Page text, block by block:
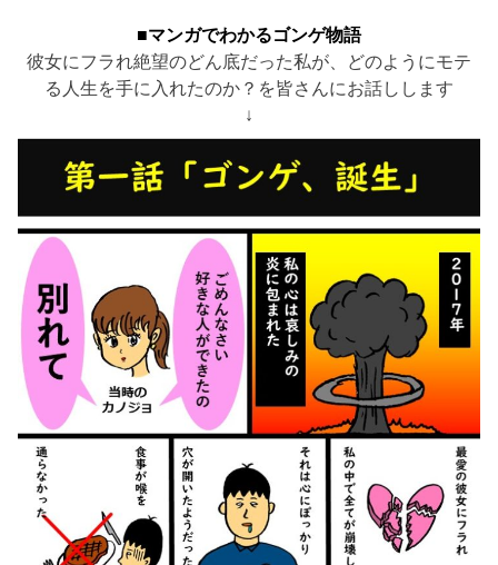
■マンガでわかるゴンゲ物語
彼女にフラれ絶望のどん底だった私が、どのようにモテ
る人生を手に入れたのか？を皆さんにお話しします
↓